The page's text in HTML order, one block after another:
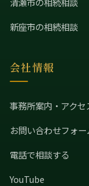
新座市の相続相談
会社情報
事務所案内・アクセ
お問い合わせフォー
電話で相談する
YouTube